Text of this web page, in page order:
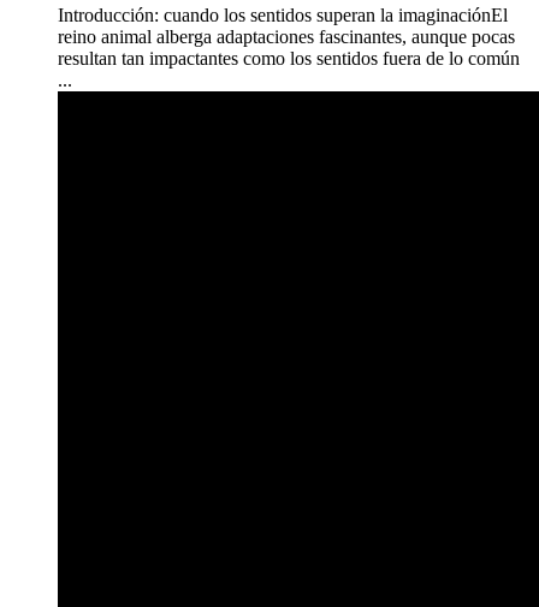
Introducción: cuando los sentidos superan la imaginaciónEl
reino animal alberga adaptaciones fascinantes, aunque pocas
resultan tan impactantes como los sentidos fuera de lo común
...